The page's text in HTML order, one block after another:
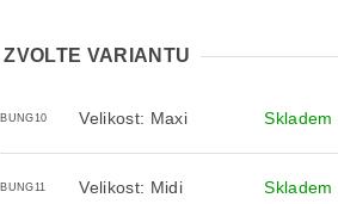
ZVOLTE VARIANTU
BUNG10 Velikost: Maxi Skladem
BUNG11 Velikost: Midi Skladem